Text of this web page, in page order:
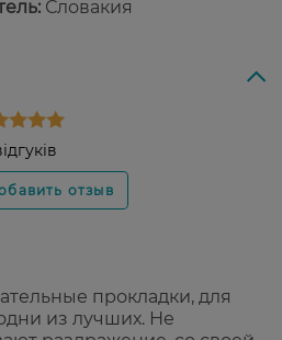
Словакия
прокладки, для
из лучших. Не